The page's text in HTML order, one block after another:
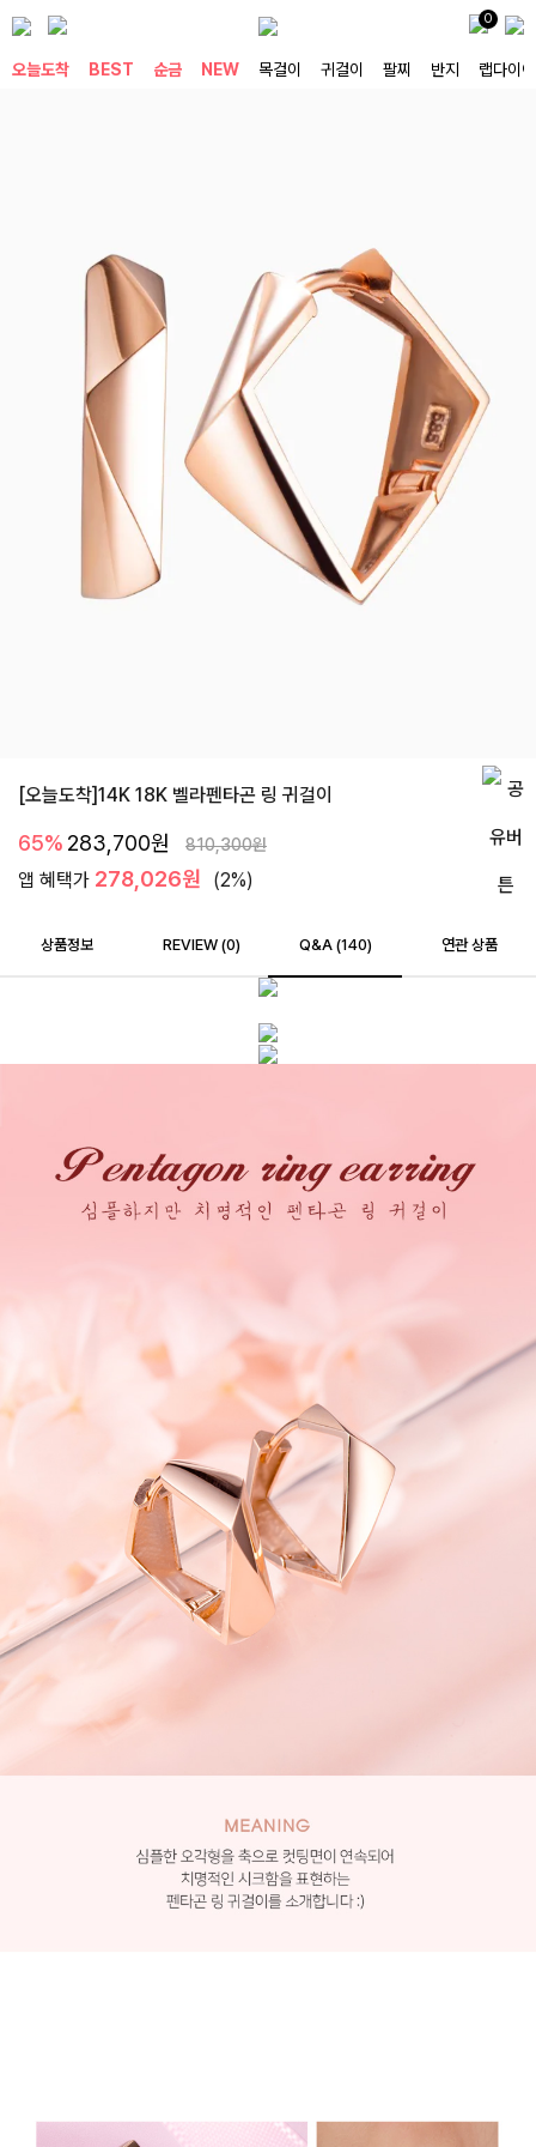
0
오늘도착 BEST 순금 NEW 목걸이 귀걸이 팔찌 반지 랩다이아
[오늘도착]14K 18K 벨라펜타곤 링 귀걸이
65% 283,700원 810,300원
앱 혜택가 278,026원 (2%)
상품정보 REVIEW (0) Q&A (140) 연관 상품